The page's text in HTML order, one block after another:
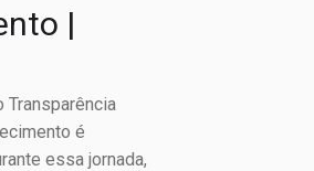
|
Transparência
é
essa jornada,